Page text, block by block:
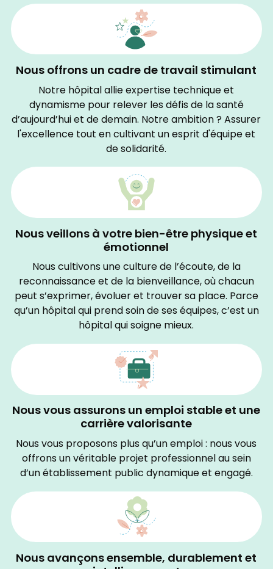
Nous offrons un cadre de travail stimulant
Notre hôpital allie expertise technique et
dynamisme pour relever les défis de la santé
d’aujourd’hui et de demain. Notre ambition ? Assurer
l'excellence tout en cultivant un esprit d'équipe et
de solidarité.
Nous veillons à votre bien-être physique et
émotionnel
Nous cultivons une culture de l’écoute, de la
reconnaissance et de la bienveillance, où chacun
peut s’exprimer, évoluer et trouver sa place. Parce
qu’un hôpital qui prend soin de ses équipes, c’est un
hôpital qui soigne mieux.
Nous vous assurons un emploi stable et une
carrière valorisante
Nous vous proposons plus qu’un emploi : nous vous
offrons un véritable projet professionnel au sein
d’un établissement public dynamique et engagé.
Nous avançons ensemble, durablement et